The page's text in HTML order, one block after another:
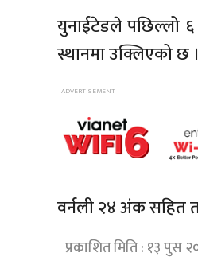
युनाईटेडले पछिल्लो
स्थानमा उक्लिएको छ ।
वर्नली २४ अंक सहित
प्रकाशित मिति : १३